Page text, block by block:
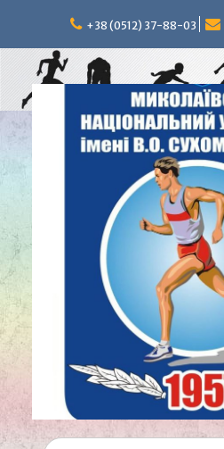
содержимому
+38 (0512) 37-88-03
Искать: